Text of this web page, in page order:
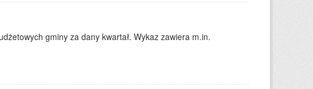
gminy za dany kwartał. Wykaz zawiera m.in.